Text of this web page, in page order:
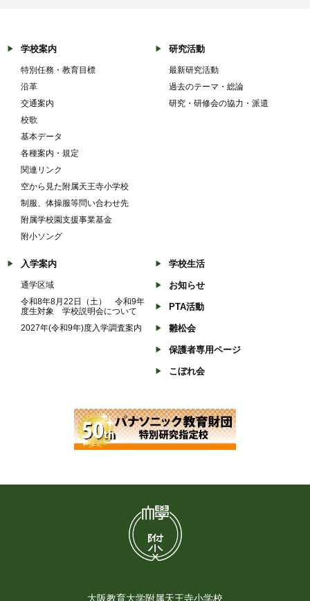
学校案内
特別任務・教育目標
沿革
交通案内
校歌
基本データ
各種案内・規定
関連リンク
空から見た附属天王寺小学校
制服、体操服等問い合わせ先
附属学校園支援事業基金
附小ソング
研究活動
最新研究活動
過去のテーマ・総論
研究・研修会の協力・派遣
入学案内
通学区域
令和8年8月22日（土） 令和9年
度生対象 学校説明会について
2027年(令和9年)度入学調査案内
学校生活
お知らせ
PTA活動
雛松会
保護者専用ページ
こぼれ会
大阪教育大学附属天王寺小学校